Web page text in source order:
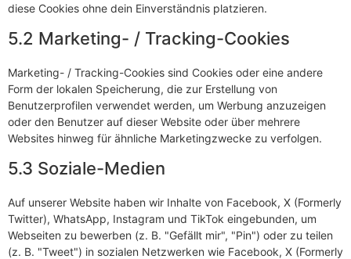
diese Cookies ohne dein Einverständnis platzieren.
5.2 Marketing- / Tracking-Cookies
Marketing- / Tracking-Cookies sind Cookies oder eine andere
Form der lokalen Speicherung, die zur Erstellung von
Benutzerprofilen verwendet werden, um Werbung anzuzeigen
oder den Benutzer auf dieser Website oder über mehrere
Websites hinweg für ähnliche Marketingzwecke zu verfolgen.
5.3 Soziale-Medien
Auf unserer Website haben wir Inhalte von Facebook, X (Formerly
Twitter), WhatsApp, Instagram und TikTok eingebunden, um
Webseiten zu bewerben (z. B. "Gefällt mir", "Pin") oder zu teilen
(z. B. "Tweet") in sozialen Netzwerken wie Facebook, X (Formerly